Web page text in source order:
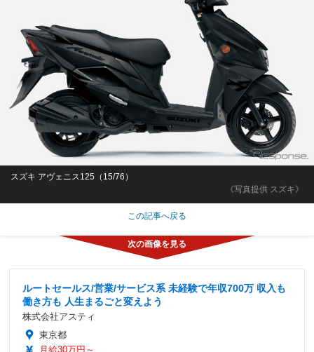
《写真提供 スズキ》
スズキ アヴェニス125（15/76）
この記事へ戻る
ルートセールス/営業/サービス系 未経験で年収700万 収入も
働き方も 人生まるごと変えよう
株式会社アスティ
東京都
月給30万円～